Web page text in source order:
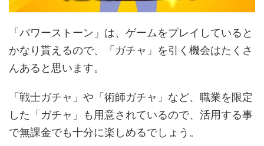
「パワーストーン」は、ゲームをプレイしていると
かなり貰えるので、「ガチャ」を引く機会はたくさ
んあると思います。
「戦士ガチャ」や「術師ガチャ」など、職業を限定
した「ガチャ」も用意されているので、活用する事
で無課金でも十分に楽しめるでしょう。